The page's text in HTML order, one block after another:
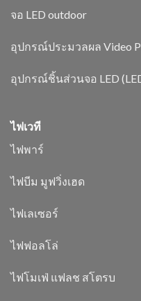
จอ LED outdoor
อุปกรณ์ประมวลผล Video
อุปกรณ์ชิ้นส่วนจอ LED
ไฟเวที
ไฟพาร์
ไฟบีม มูฟวิ่งเฮด
ไฟเลเซอร์
ไฟฟอลโล่
ไฟโมเฟ่ แฟลช สโตรบ